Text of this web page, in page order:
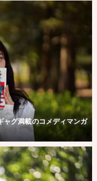
ャグ満載のコメディマンガ